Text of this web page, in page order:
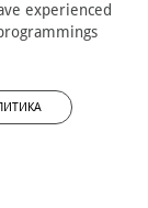
experienced